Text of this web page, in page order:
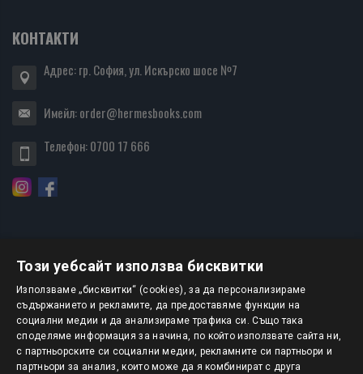
КОНТАКТИ
Адрес: гр. София, ул. Искърско шосе №7
Имейл:order@hermesbooks.com
Телефон:0700 17 666
БЮЛЕТИН
АБОНИРАНЕ
Този уебсайт използва бисквитки
Използваме „бисквитки“ (cookies), за да персонализираме
съдържанието и рекламите, да предоставяме функции на
социални медии и да анализираме трафика си. Също така
споделяме информация за начина, по който използвате сайта ни,
с партньорските си социални медии, рекламните си партньори и
партньори за анализ, които може да я комбинират с друга